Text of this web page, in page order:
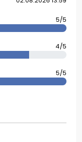
5/5
4/5
5/5